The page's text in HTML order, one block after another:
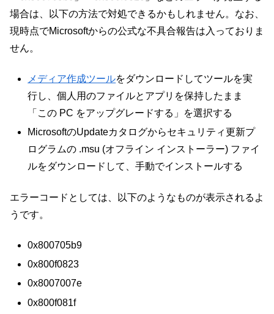
場合は、以下の方法で対処できるかもしれません。なお、
現時点でMicrosoftからの公式な不具合報告は入っておりま
せん。
メディア作成ツールをダウンロードしてツールを実
行し、個人用のファイルとアプリを保持したまま
「この PC をアップグレードする」を選択する
MicrosoftのUpdateカタログからセキュリティ更新プ
ログラムの .msu (オフライン インストーラー) ファイ
ルをダウンロードして、手動でインストールする
エラーコードとしては、以下のようなものが表示されるよ
うです。
0x800705b9
0x800f0823
0x8007007e
0x800f081f